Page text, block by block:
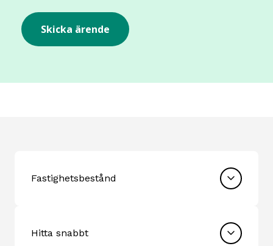
Fastighetsbestånd
Hitta snabbt